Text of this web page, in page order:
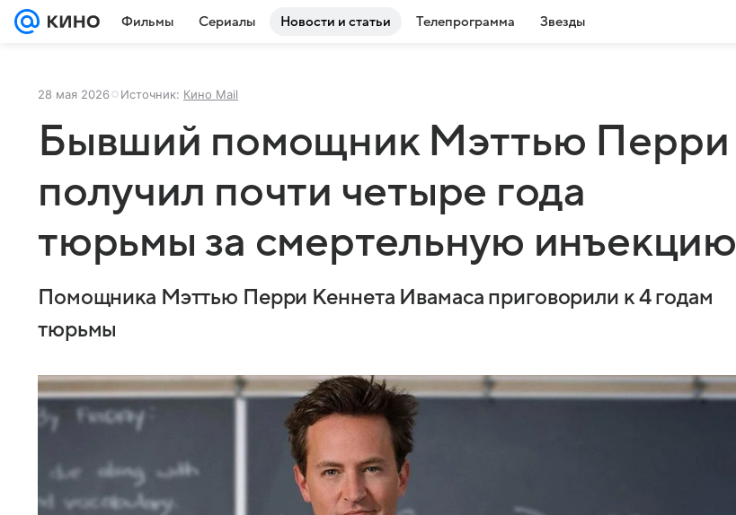
Фильмы Сериалы Новости и статьи Телепрограмма Звезды
28 мая 2026 Источник: Кино Mail
Бывший помощник Мэттью Перри
получил почти четыре года
тюрьмы за смертельную инъекцию
Помощника Мэттью Перри Кеннета Ивамаса приговорили к 4 годам
тюрьмы